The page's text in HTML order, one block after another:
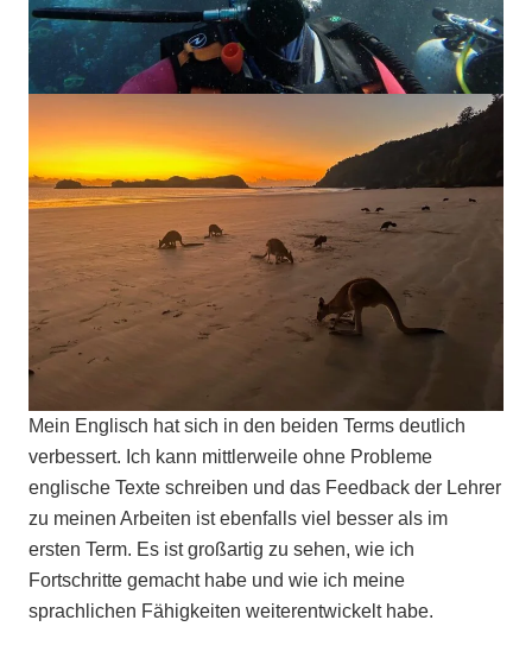
Mein Englisch hat sich in den beiden Terms deutlich
verbessert. Ich kann mittlerweile ohne Probleme
englische Texte schreiben und das Feedback der Lehrer
zu meinen Arbeiten ist ebenfalls viel besser als im
ersten Term. Es ist großartig zu sehen, wie ich
Fortschritte gemacht habe und wie ich meine
sprachlichen Fähigkeiten weiterentwickelt habe.